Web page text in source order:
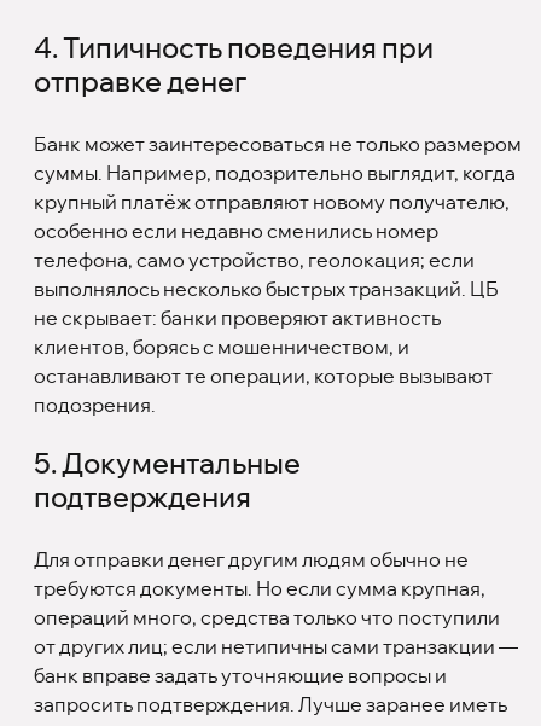
4. Типичность поведения при
отправке денег
Банк может заинтересоваться не только размером
суммы. Например, подозрительно выглядит, когда
крупный платёж отправляют новому получателю,
особенно если недавно сменились номер
телефона, само устройство, геолокация; если
выполнялось несколько быстрых транзакций. ЦБ
не скрывает: банки проверяют активность
клиентов, борясь с мошенничеством, и
останавливают те операции, которые вызывают
подозрения.
5. Документальные
подтверждения
Для отправки денег другим людям обычно не
требуются документы. Но если сумма крупная,
операций много, средства только что поступили
от других лиц; если нетипичны сами транзакции —
банк вправе задать уточняющие вопросы и
запросить подтверждения. Лучше заранее иметь